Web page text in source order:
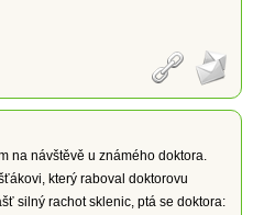
na návštěvě u známého doktora.
který raboval doktorovu
silný rachot sklenic, ptá se doktora: